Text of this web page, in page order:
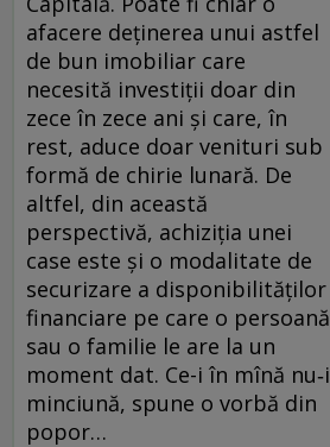
afacere deținerea unui astfel
de bun imobiliar care
necesită investiții doar din
zece în zece ani și care, în
rest, aduce doar venituri sub
formă de chirie lunară. De
altfel, din această
perspectivă, achiziția unei
case este și o modalitate de
securizare a disponibilităților
financiare pe care o persoană
sau o familie le are la un
moment dat. Ce-i în mînă nu‑i
minciună, spune o vorbă din
popor…